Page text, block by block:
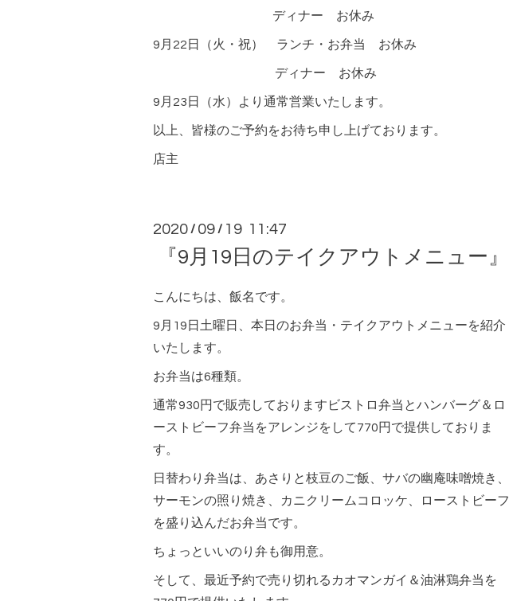
ディナー お休み
9月22日（火・祝） ランチ・お弁当 お休み
ディナー お休み
9月23日（水）より通常営業いたします。
以上、皆様のご予約をお待ち申し上げております。
店主
2020 / 09 / 19 11:47
『9月19日のテイクアウトメニュー』
こんにちは、飯名です。
9月19日土曜日、本日のお弁当・テイクアウトメニューを紹介
いたします。
お弁当は6種類。
通常930円で販売しておりますビストロ弁当とハンバーグ＆ロ
ーストビーフ弁当をアレンジをして770円で提供しておりま
す。
日替わり弁当は、あさりと枝豆のご飯、サバの幽庵味噌焼き、
サーモンの照り焼き、カニクリームコロッケ、ローストビーフ
を盛り込んだお弁当です。
ちょっといいのり弁も御用意。
そして、最近予約で売り切れるカオマンガイ＆油淋鶏弁当を